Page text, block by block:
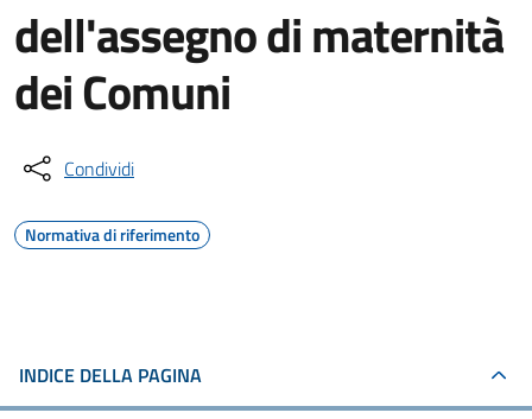
dell'assegno di maternità
dei Comuni
Condividi
Normativa di riferimento
INDICE DELLA PAGINA